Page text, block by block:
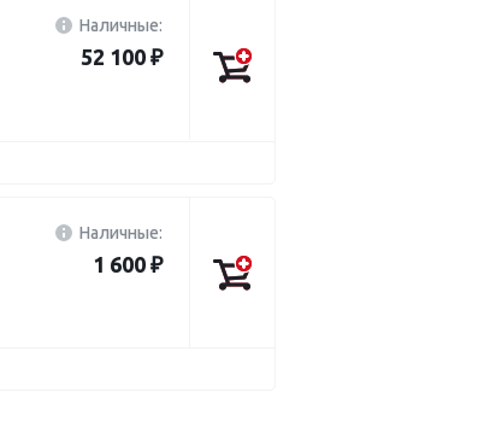
Наличные:
52 100 ₽
Наличные:
1 600 ₽